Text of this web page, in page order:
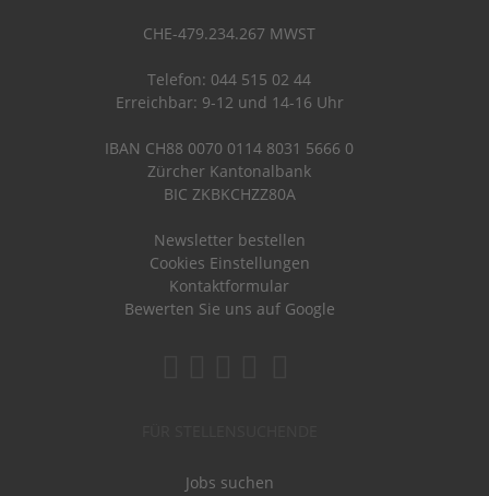
CHE-479.234.267 MWST
Telefon: 044 515 02 44
Erreichbar: 9-12 und 14-16 Uhr
IBAN CH88 0070 0114 8031 5666 0
Zürcher Kantonalbank
BIC ZKBKCHZZ80A
Newsletter bestellen
Cookies Einstellungen
Kontaktformular
Bewerten Sie uns auf Google
Jobs suchen